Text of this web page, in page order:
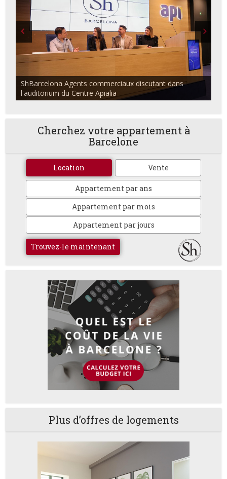
ShBarcelona Agents commerciaux discutant dans
l'auditorium du Centre Apialia
Cherchez votre appartement à
Barcelone
Location Vente
Appartement par ans
Appartement par mois
Appartement par jours
Trouvez-le maintenant
Plus d’offres de logements